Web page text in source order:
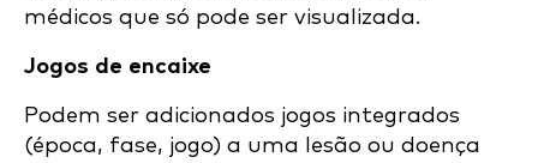
médicos que só pode ser visualizada.
Jogos de encaixe
Podem ser adicionados jogos integrados
(época, fase, jogo) a uma lesão ou doença